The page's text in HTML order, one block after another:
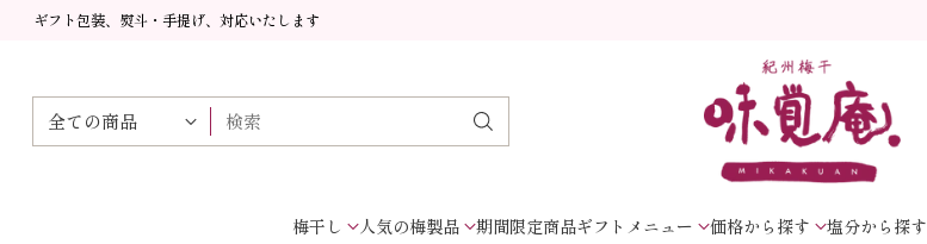
ギフト包装、熨斗・手提げ、対応いたします
検索
梅干し 人気の梅製品 期間限定商品ギフトメニュー 価格から探す 塩分から探す